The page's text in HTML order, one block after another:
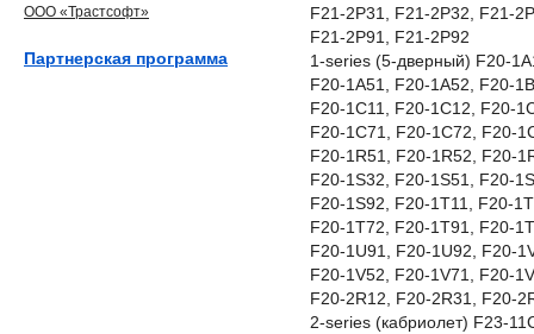
F21-2P31, F21-2P32, F21-
F21-2P91, F21-2P92
1-series (5-дверный) F20-
F20-1A51, F20-1A52, F20-
F20-1C11, F20-1C12, F20-
F20-1C71, F20-1C72, F20-
F20-1R51, F20-1R52, F20-
F20-1S32, F20-1S51, F20-
F20-1S92, F20-1T11, F20-
F20-1T72, F20-1T91, F20-
F20-1U91, F20-1U92, F20-
F20-1V52, F20-1V71, F20-
F20-2R12, F20-2R31, F20-
2-series (кабриолет) F23-
ООО «Трастсофт»
Партнерская программа